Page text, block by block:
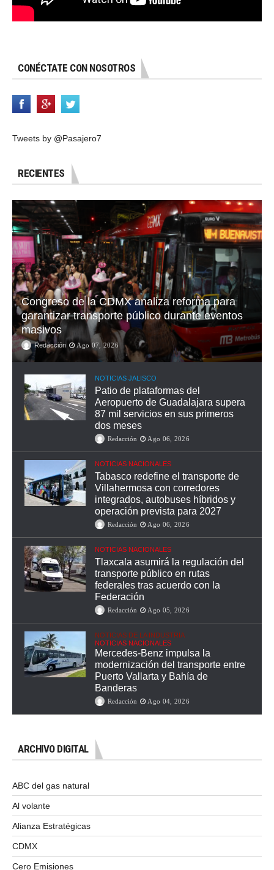
CONÉCTATE CON NOSOTROS
Tweets by @Pasajero7
RECIENTES
Congreso de la CDMX analiza reforma para
garantizar transporte público durante eventos
masivos
Redacción Ago 07, 2026
NOTICIAS JALISCO
Patio de plataformas del
Aeropuerto de Guadalajara supera
87 mil servicios en sus primeros
dos meses
Redacción Ago 06, 2026
NOTICIAS NACIONALES
Tabasco redefine el transporte de
Villahermosa con corredores
integrados, autobuses híbridos y
operación prevista para 2027
Redacción Ago 06, 2026
NOTICIAS NACIONALES
Tlaxcala asumirá la regulación del
transporte público en rutas
federales tras acuerdo con la
Federación
Redacción Ago 05, 2026
NOTICIAS DE LA INDUSTRIA
NOTICIAS NACIONALES
Mercedes-Benz impulsa la
modernización del transporte entre
Puerto Vallarta y Bahía de
Banderas
Redacción Ago 04, 2026
ARCHIVO DIGITAL
ABC del gas natural
Al volante
Alianza Estratégicas
CDMX
Cero Emisiones